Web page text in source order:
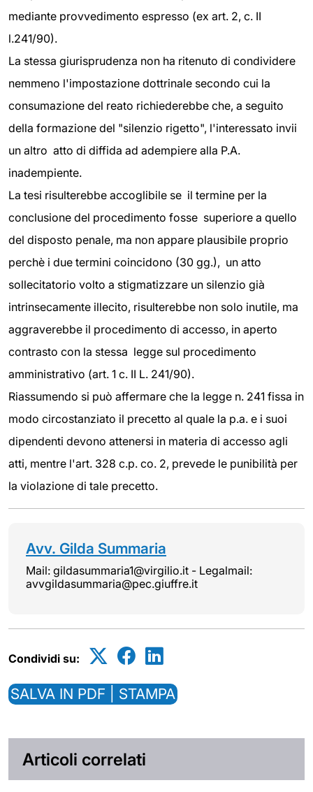
mediante provvedimento espresso (ex art. 2, c. II
l.241/90).
La stessa giurisprudenza non ha ritenuto di condividere
nemmeno l'impostazione dottrinale secondo cui la
consumazione del reato richiederebbe che, a seguito
della formazione del "silenzio rigetto", l'interessato invii
un altro atto di diffida ad adempiere alla P.A.
inadempiente.
La tesi risulterebbe accoglibile se il termine per la
conclusione del procedimento fosse superiore a quello
del disposto penale, ma non appare plausibile proprio
perchè i due termini coincidono (30 gg.), un atto
sollecitatorio volto a stigmatizzare un silenzio già
intrinsecamente illecito, risulterebbe non solo inutile, ma
aggraverebbe il procedimento di accesso, in aperto
contrasto con la stessa legge sul procedimento
amministrativo (art. 1 c. II L. 241/90).
Riassumendo si può affermare che la legge n. 241 fissa in
modo circostanziato il precetto al quale la p.a. e i suoi
dipendenti devono attenersi in materia di accesso agli
atti, mentre l'art. 328 c.p. co. 2, prevede le punibilità per
la violazione di tale precetto.
Avv. Gilda Summaria
Mail: gildasummaria1@virgilio.it - Legalmail:
avvgildasummaria@pec.giuffre.it
Condividi su:
SALVA IN PDF | STAMPA
Articoli correlati